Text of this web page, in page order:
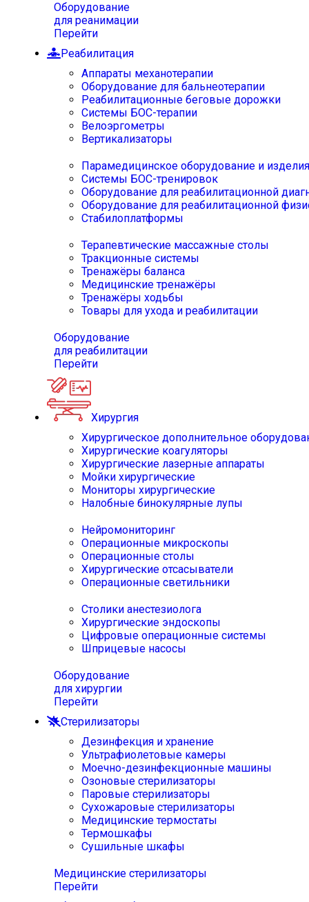
Оборудование
для реанимации
Перейти
Реабилитация
Аппараты механотерапии
Оборудование для бальнеотерапии
Реабилитационные беговые дорожки
Системы БОС-терапии
Велоэргометры
Вертикализаторы
Парамедицинское оборудование и изделия
Системы БОС-тренировок
Оборудование для реабилитационной
Оборудование для реабилитационной
Стабилоплатформы
Терапевтические массажные столы
Тракционные системы
Тренажёры баланса
Медицинские тренажёры
Тренажёры ходьбы
Товары для ухода и реабилитации
Оборудование
для реабилитации
Перейти
Хирургия
Хирургическое дополнительное
Хирургические коагуляторы
Хирургические лазерные аппараты
Мойки хирургические
Мониторы хирургические
Налобные бинокулярные лупы
Нейромониторинг
Операционные микроскопы
Операционные столы
Хирургические отсасыватели
Операционные светильники
Столики анестезиолога
Хирургические эндоскопы
Цифровые операционные системы
Шприцевые насосы
Оборудование
для хирургии
Перейти
Стерилизаторы
Дезинфекция и хранение
Ультрафиолетовые камеры
Моечно-дезинфекционные машины
Озоновые стерилизаторы
Паровые стерилизаторы
Сухожаровые стерилизаторы
Медицинские термостаты
Термошкафы
Сушильные шкафы
Медицинские стерилизаторы
Перейти